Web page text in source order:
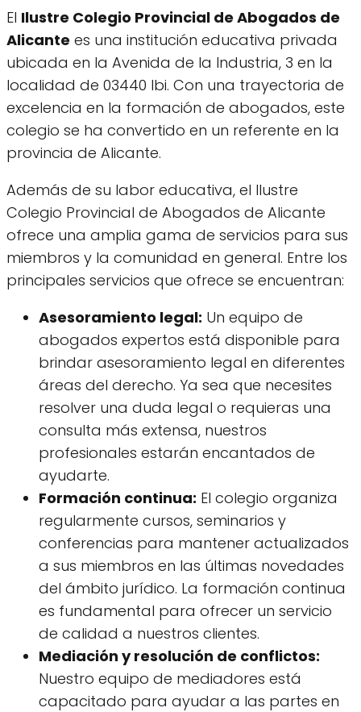
El Ilustre Colegio Provincial de Abogados de
Alicante es una institución educativa privada
ubicada en la Avenida de la Industria, 3 en la
localidad de 03440 Ibi. Con una trayectoria de
excelencia en la formación de abogados, este
colegio se ha convertido en un referente en la
provincia de Alicante.
Además de su labor educativa, el Ilustre
Colegio Provincial de Abogados de Alicante
ofrece una amplia gama de servicios para sus
miembros y la comunidad en general. Entre los
principales servicios que ofrece se encuentran:
Asesoramiento legal: Un equipo de
abogados expertos está disponible para
brindar asesoramiento legal en diferentes
áreas del derecho. Ya sea que necesites
resolver una duda legal o requieras una
consulta más extensa, nuestros
profesionales estarán encantados de
ayudarte.
Formación continua: El colegio organiza
regularmente cursos, seminarios y
conferencias para mantener actualizados
a sus miembros en las últimas novedades
del ámbito jurídico. La formación continua
es fundamental para ofrecer un servicio
de calidad a nuestros clientes.
Mediación y resolución de conflictos:
Nuestro equipo de mediadores está
capacitado para ayudar a las partes en